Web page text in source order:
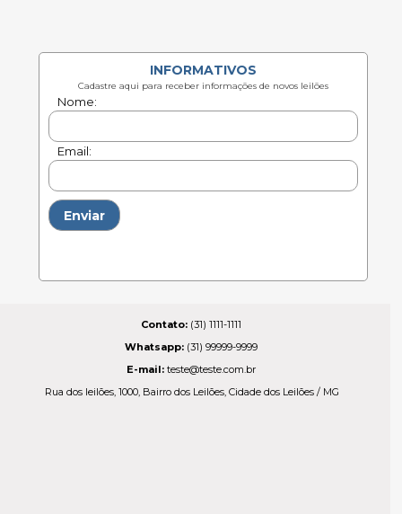
Contato:(31) 1111-1111
Whatsapp: (31) 99999-9999
E-mail: teste@teste.com.br
Rua dos leilões, 1000, Bairro dos Leilões, Cidade dos Leilões / MG